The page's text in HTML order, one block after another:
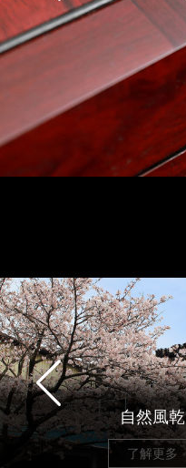
自然風乾
了解更多